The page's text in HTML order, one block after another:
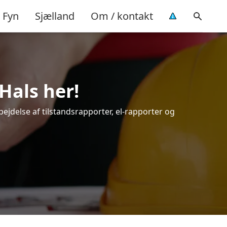
Fyn Sjælland Om / kontakt
her!
af tilstandsrapporter, el-rapporter og